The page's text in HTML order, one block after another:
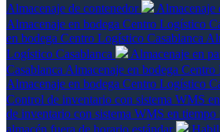
Almacenaje de contenedor
Almacenaje
Almacenaje en bodega Centro Logístico
en bodega Centro Logístico Casablanca
Logístico Casablanca
Almacenaje en
Casablanca Almacenaje en bodega
Almacenaje en bodega Centro Logístico
Control de inventario con sistema WMS
de inventario con sistema WMS en tiempo
almacén fuera de horario estándar